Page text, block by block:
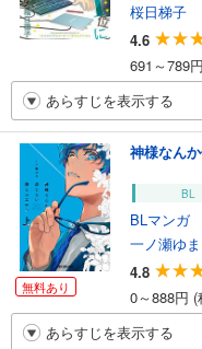
桜日梯子
4.6
691～789
あらすじを表示する
無料あり
神様なん
BL
BLマンガ
一ノ瀬ゆま
4.8
0～888円 (
あらすじを表示する